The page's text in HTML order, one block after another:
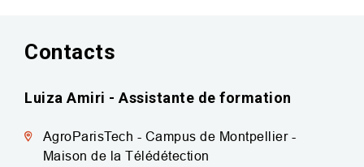
Contacts
Luiza Amiri - Assistante de formation
AgroParisTech - Campus de Montpellier -
Maison de la Télédétection